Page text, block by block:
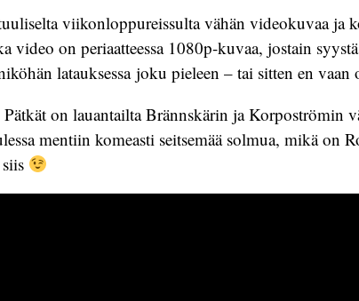
viikonloppureissulta vähän videokuvaa ja
video on periaatteessa 1080p-kuvaa, jostain
latauksessa joku pieleen – tai sitten en vaan
on lauantailta Brännskärin ja Korpoströmin
mentiin komeasti seitsemää solmua, mikä on